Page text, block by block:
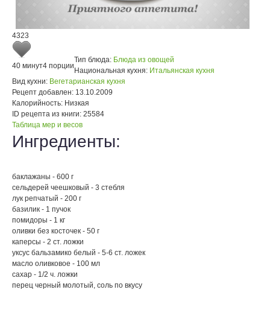
4323
40 минут4 порции
Тип блюда: Блюда из овощей
Национальная кухня: Итальянская кухня
Вид кухни: Вегетарианская кухня
Рецепт добавлен: 13.10.2009
Калорийность: Низкая
ID рецепта из книги: 25584
Таблица мер и весов
Ингредиенты:
баклажаны - 600 г
сельдерей чеешковый - 3 стебля
лук репчатый - 200 г
базилик - 1 пучок
помидоры - 1 кг
оливки без косточек - 50 г
каперсы - 2 ст. ложки
уксус бальзамико белый - 5-6 ст. ложек
масло оливковое - 100 мл
сахар - 1/2 ч. ложки
перец черный молотый, соль по вкусу